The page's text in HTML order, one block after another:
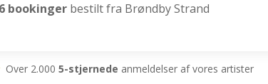
bookinger bestilt fra Brøndby Strand
Over 2.000 5-stjernede anmeldelser af vores artister